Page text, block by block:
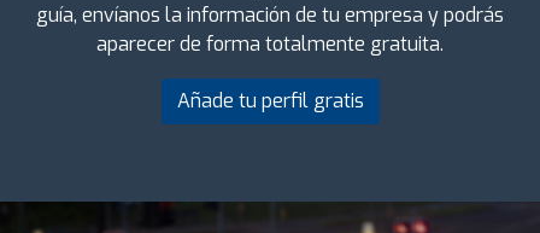
guía, envíanos la información de tu empresa y podrás
aparecer de forma totalmente gratuita.
Añade tu perfil gratis